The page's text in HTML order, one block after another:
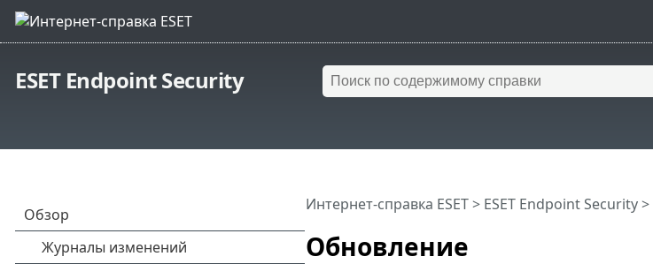
ESET Endpoint Security
Обновление
Интернет-справка ESET> ESET Endpoint Security>